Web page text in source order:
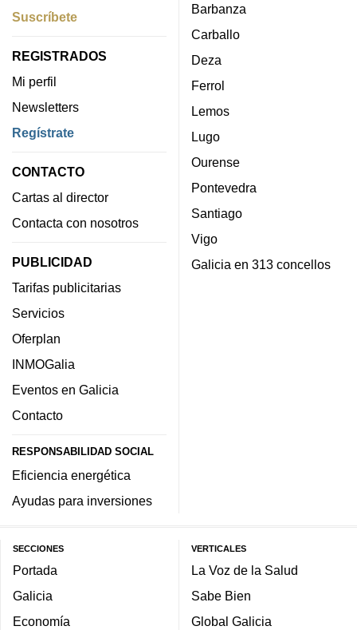
Suscríbete
REGISTRADOS
Mi perfil
Newsletters
Regístrate
CONTACTO
Cartas al director
Contacta con nosotros
PUBLICIDAD
Tarifas publicitarias
Servicios
Oferplan
INMOGalia
Eventos en Galicia
Contacto
RESPONSABILIDAD SOCIAL
Eficiencia energética
Ayudas para inversiones
Barbanza
Carballo
Deza
Ferrol
Lemos
Lugo
Ourense
Pontevedra
Santiago
Vigo
Galicia en 313 concellos
SECCIONES
Portada
Galicia
Economía
VERTICALES
La Voz de la Salud
Sabe Bien
Global Galicia